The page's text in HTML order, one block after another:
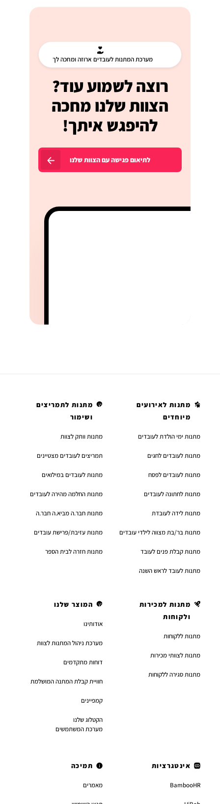
מערכת המתנות לעובדים ארוזה ומחכה לך
רוצה לשמוע עוד?
הצוות שלנו מחכה
להיפגש איתך!
לתיאום פגישה עם הצוות שלנו
מתנות לאירועים
מיוחדים
מתנות ימי הולדת לעובדים
מתנות לעובדים לחגים
מתנות לעובדים לפסח
מתנות לחתונה לעובדים
מתנות לידה לעובדת
מתנות בר/בת מצווה לילדי עובדים
מתנות קבלת פנים לעובד
מתנות לעובד לראש השנה
מתנות לתמריצים
ושימור
מתנות וותק לצוות
תמריצים לעובדים מצטיינים
מתנות לעובדים במילואים
מתנות החלמה מהירה לעובדים
מתנות חבר.ה מביא.ה חבר.ה
מתנות עזיבת/פרישת עובדים
מתנות חזרה לבית הספר
מתנות למכירות
ולקוחות
מתנות ללקוחות
מתנות לצוותי מכירות
מתנות סגירה ללקוחות
המוצר שלנו
אודותינו
מערכת ניהול המתנות לצוות
דוחות מתקדמים
חוויית קבלת המתנה המושלמת
קמפיינים
הקטלוג שלנו
מערכת המשתמשים
אינטגרציות
BambooHR
תמיכה
מאמרים